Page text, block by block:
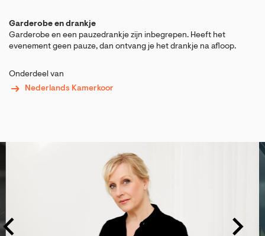
Garderobe en drankje
Garderobe en een pauzedrankje zijn inbegrepen. Heeft het
evenement geen pauze, dan ontvang je het drankje na afloop.
Onderdeel van
Nederlands Kamerkoor
Overslaan